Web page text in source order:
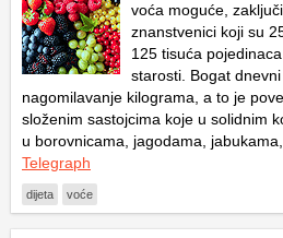
voća moguće,
znanstvenici koji su
125 tisuća
starosti. Bogat
nagomilavanje kilograma, a to je
složenim sastojcima koje u solidnim
u borovnicama, jagodama,
Telegraph
dijeta voće